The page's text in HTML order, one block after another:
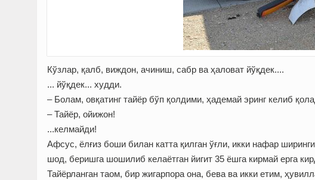
Кўзлар, қалб, виждон, ачиниш, сабр ва ҳаловат йўқдек....
... йўқдек... худди.
– Болам, овқатинг тайёр бўп қолдими, ҳадемай эринг келиб
– Тайёр, ойижон!
...келмайди!
Афсус, ёлғиз боши билан катта қилган ўғли, икки нафар
шод, беришга шошилиб келаётган йигит 35 ёшга кирмай ерга
Тайёрланган таом, бир жигарпора она, бева ва икки етим,